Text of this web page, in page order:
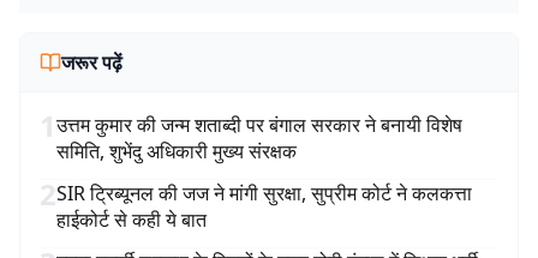
जरूर पढ़ें
1उत्तम कुमार की जन्म शताब्दी पर बंगाल सरकार ने बनायी विशेष
समिति, शुभेंदु अधिकारी मुख्य संरक्षक
2SIR ट्रिब्यूनल की जज ने मांगी सुरक्षा, सुप्रीम कोर्ट ने कलकत्ता
हाईकोर्ट से कही ये बात